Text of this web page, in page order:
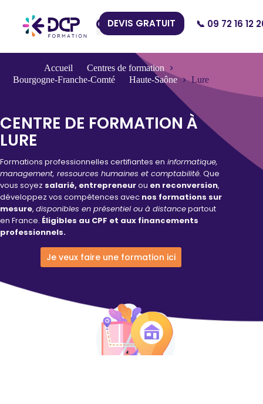
DEVIS GRATUIT 📞 09 72 16 12
Accueil
Centres de formation
Bourgogne-Franche-Comté
Haute-Saône Lure
CENTRE DE FORMATION À
LURE
Formations professionnelles certifiantes en informatique,
management, ressources humaines et comptabilité. Que
vous soyez salarié, entrepreneurou en reconversion,
développez vos compétences avec nos formations sur
mesure, disponibles en présentiel ou à distancepartout
en France. Éligibles au CPF et aux financements
professionnels.
Je veux faire une formation ici